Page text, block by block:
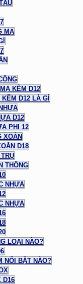
MẠ
KẼM D12
D12 LÀ GÌ
D12
PHI 12
XOẮN
D18
THÔNG
NHỰA
NHỰA
LOẠI NÀO?
NỔI BẬT NÀO?
D16